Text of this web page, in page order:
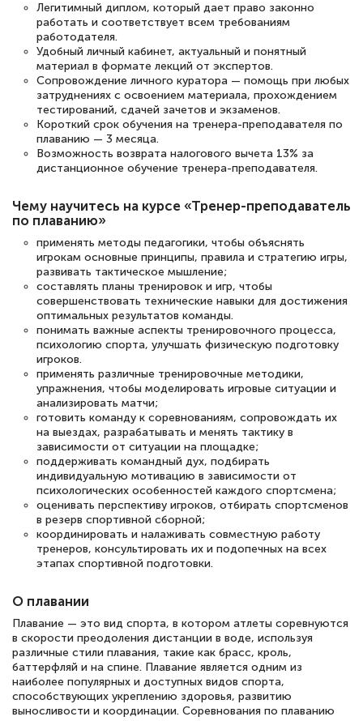
Светлана К
Знаток города 7 уровня
10 марта 2026
Оставила заявку на обучение онлайн, мне
быстро ответили, разъяснили все детали.
Обучение понравилось: огромное
количество тематической литературы,
пособий и учебников доступно на время
прохождения курса, удобная система
аттестации, проблем не возникло ни на
каком этапе…
Легитимный диплом, который дает право законно
работать и соответствует всем требованиям
работодателя.
Удобный личный кабинет, актуальный и понятный
материал в формате лекций от экспертов.
Сопровождение личного куратора — помощь при любых
затруднениях с освоением материала, прохождением
тестирований, сдачей зачетов и экзаменов.
Короткий срок обучения на тренера-преподавателя по
плаванию — 3 месяца.
Возможность возврата налогового вычета 13% за
дистанционное обучение тренера-преподавателя.
Чему научитесь на курсе «Тренер-преподаватель
по плаванию»
применять методы педагогики, чтобы объяснять
игрокам основные принципы, правила и стратегию игры,
развивать тактическое мышление;
составлять планы тренировок и игр, чтобы
совершенствовать технические навыки для достижения
оптимальных результатов команды.
понимать важные аспекты тренировочного процесса,
психологию спорта, улучшать физическую подготовку
игроков.
применять различные тренировочные методики,
упражнения, чтобы моделировать игровые ситуации и
анализировать матчи;
готовить команду к соревнованиям, сопровождать их
на выездах, разрабатывать и менять тактику в
зависимости от ситуации на площадке;
поддерживать командный дух, подбирать
индивидуальную мотивацию в зависимости от
психологических особенностей каждого спортсмена;
оценивать перспективу игроков, отбирать спортсменов
в резерв спортивной сборной;
координировать и налаживать совместную работу
тренеров, консультировать их и подопечных на всех
этапах спортивной подготовки.
О плавании
Плавание — это вид спорта, в котором атлеты соревнуются
в скорости преодоления дистанции в воде, используя
различные стили плавания, такие как брасс, кроль,
баттерфляй и на спине. Плавание является одним из
наиболее популярных и доступных видов спорта,
способствующих укреплению здоровья, развитию
выносливости и координации. Соревнования по плаванию